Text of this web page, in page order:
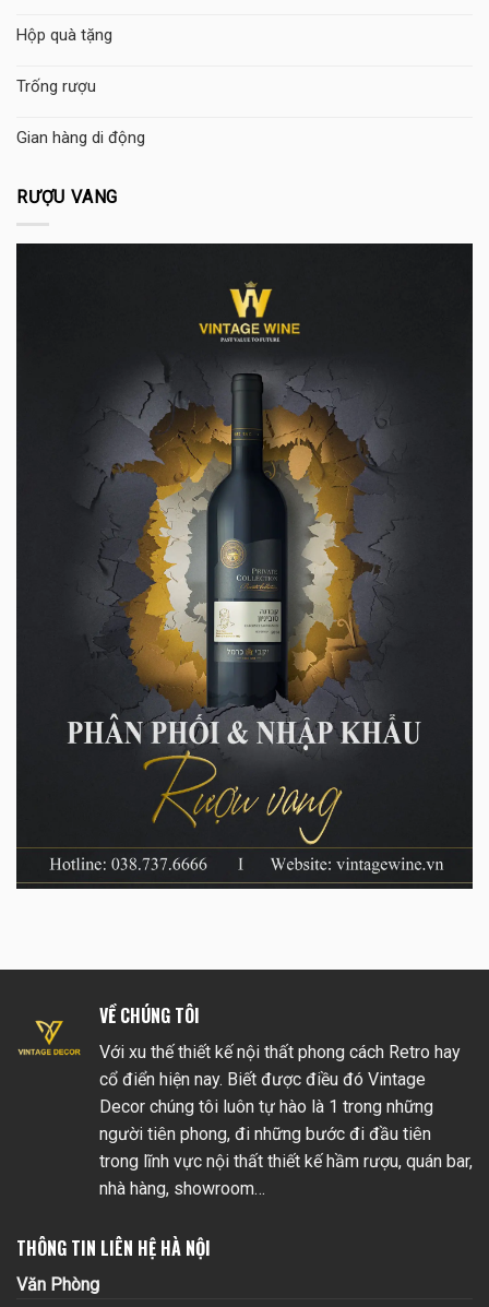
Hộp quà tặng
Trống rượu
Gian hàng di động
RƯỢU VANG
VỀ CHÚNG TÔI
Với xu thế thiết kế nội thất phong cách Retro hay
cổ điển hiện nay. Biết được điều đó Vintage
Decor chúng tôi luôn tự hào là 1 trong những
người tiên phong, đi những bước đi đầu tiên
trong lĩnh vực nội thất thiết kế hầm rượu, quán bar,
nhà hàng, showroom…
THÔNG TIN LIÊN HỆ HÀ NỘI
Văn Phòng